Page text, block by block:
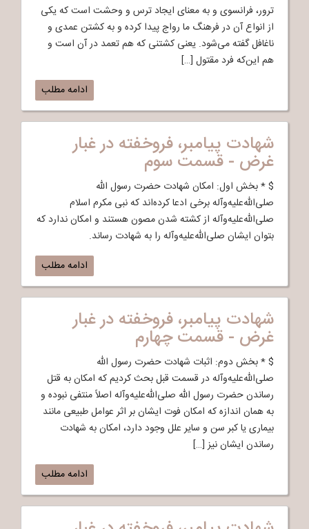
ترور، فرانسوی و به معنای ایجاد ترس و وحشت است که یکی
از انواع آن در فرهنگ ما رواج پیدا کرده و به کشتن عمدی و
ناغافل گفته می‌شود. یعنی کشتنی که هم تعمد در آن است و
هم این‌که فرد مقتول […]
ادامه مطلب
شهادت پیامبر، فروخفته در غبار
غرض - قسمت سوم
$ * بخش اول: امکان شهادت حضرت رسول الله
صلی‌الله‌علیه‌وآله برخی ادعا کرده‌اند که نبی مکرم اسلام
صلی‌الله‌علیه‌وآله از کشته شدن مصون هستند و امکان ندارد که
بتوان ایشان صلی‌الله‌علیه‌وآله را به شهادت رساند.
ادامه مطلب
شهادت پیامبر، فروخفته در غبار
غرض - قسمت چهارم
$ * بخش دوم: اثبات شهادت حضرت رسول الله
صلی‌الله‌علیه‌وآله در قسمت قبل بحث کردیم که امکان به قتل
رساندن حضرت رسول الله صلی‌الله‌علیه‌وآله اصلاً منتفی نبوده و
به همان اندازه که امکان فوت ایشان بر اثر عوامل طبیعی مانند
بیماری یا کبر سن و سایر علل وجود دارد، امکان به شهادت
رساندن ایشان نیز […]
ادامه مطلب